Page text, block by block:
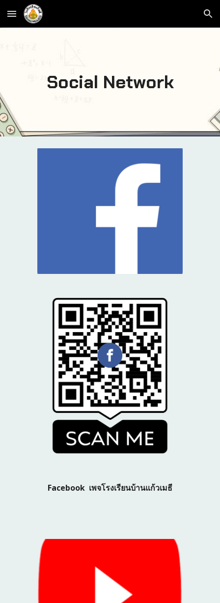
Skip to main content Skip to navigation
Social Network
Facebook เพจโรงเรียนบ้านแก้วเมธี